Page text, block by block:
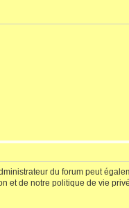
du forum peut
et de notre politique de vie